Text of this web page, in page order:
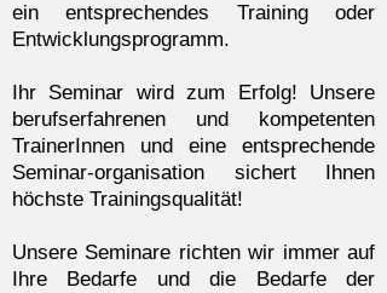
ein entsprechendes Training oder
Entwicklungsprogramm.
Ihr Seminar wird zum Erfolg! Unsere
berufserfahrenen und kompetenten
TrainerInnen und eine entsprechende
Seminar-organisation sichert Ihnen
höchste Trainingsqualität!
Unsere Seminare richten wir immer auf
Ihre Bedarfe und die Bedarfe der